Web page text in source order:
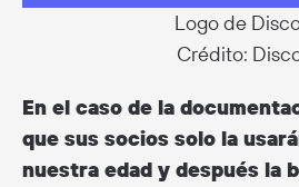
Logo de
Crédito:
En el caso de la
que sus socios solo la
nuestra edad y después la